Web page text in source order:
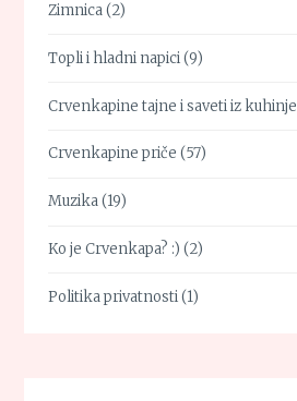
Zimnica(2)
Topli i hladni napici(9)
Crvenkapine tajne i saveti iz kuhinje
Crvenkapine priče (57)
Muzika(19)
Ko je Crvenkapa? :) (2)
Politika privatnosti(1)